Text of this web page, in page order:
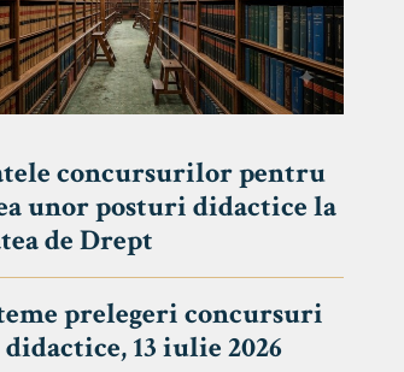
concursurilor pentru
unor posturi didactice la
de Drept
prelegeri concursuri
13 iulie 2026